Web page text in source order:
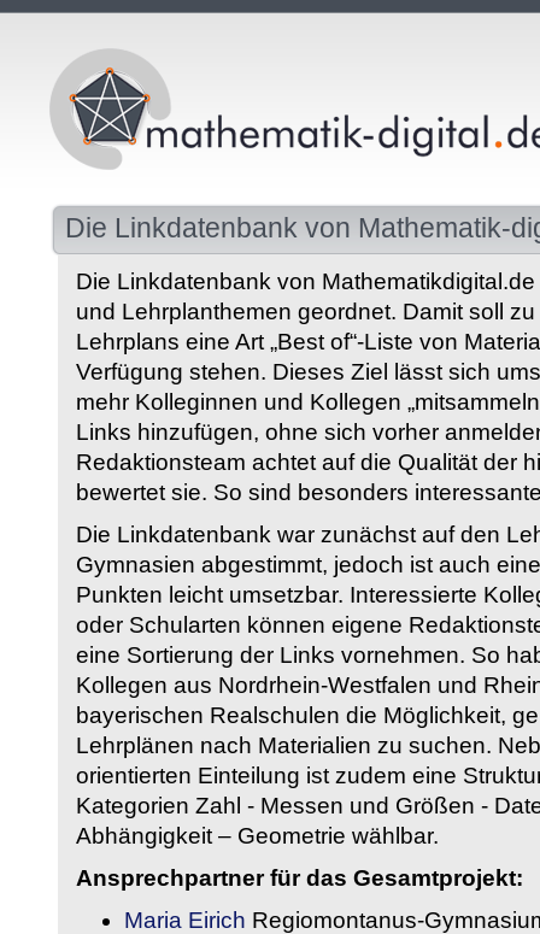
Die Linkdatenbank von Mathematik-
Die Linkdatenbank von
und Lehrplanthemen geordnet. Damit soll
Lehrplans eine Art „Best of“-Liste von
Verfügung stehen. Dieses Ziel lässt sich
mehr Kolleginnen und Kollegen
Links hinzufügen, ohne sich vorher
Redaktionsteam achtet auf die Qualität der
bewertet sie. So sind besonders
Die Linkdatenbank war zunächst auf den
Gymnasien abgestimmt, jedoch ist auch
Punkten leicht umsetzbar. Interessierte
oder Schularten können eigene
eine Sortierung der Links vornehmen. So
Kollegen aus Nordrhein-Westfalen und
bayerischen Realschulen die Möglichkeit,
Lehrplänen nach Materialien zu suchen.
orientierten Einteilung ist zudem eine
Kategorien Zahl - Messen und Größen -
Abhängigkeit – Geometrie wählbar.
Ansprechpartner für das Gesamtprojekt:
Maria Eirich Regiomontanus-